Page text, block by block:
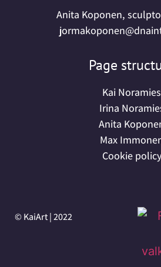
Anita Koponen,
Page
Kai Noramies
Irina
Anita
Max
Cookie policy
© KaiArt | 2022